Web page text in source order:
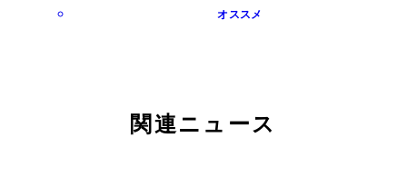
オススメ
関連ニュース